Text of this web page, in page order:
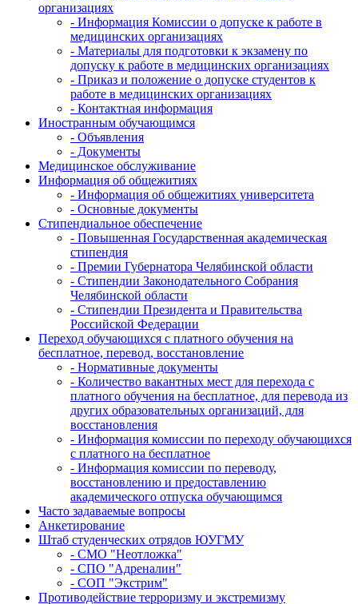
организациях
- Информация Комиссии о допуске к работе в
медицинских организациях
- Материалы для подготовки к экзамену по
допуску к работе в медицинских организациях
- Приказ и положение о допуске студентов к
работе в медицинских организациях
- Контактная информация
Иностранным обучающимся
- Объявления
- Документы
Медицинское обслуживание
Информация об общежитиях
- Информация об общежитиях университета
- Основные документы
Стипендиальное обеспечение
- Повышенная Государственная академическая
стипендия
- Премии Губернатора Челябинской области
- Стипендии Законодательного Собрания
Челябинской области
- Стипендии Президента и Правительства
Российской Федерации
Переход обучающихся с платного обучения на
бесплатное, перевод, восстановление
- Нормативные документы
- Количество вакантных мест для перехода с
платного обучения на бесплатное, для перевода из
других образовательных организаций, для
восстановления
- Информация комиссии по переходу обучающихся
с платного на бесплатное
- Информация комиссии по переводу,
восстановлению и предоставлению
академического отпуска обучающимся
Часто задаваемые вопросы
Анкетирование
Штаб студенческих отрядов ЮУГМУ
- СМО "Неотложка"
- СПО "Адреналин"
- СОП "Экстрим"
Противодействие терроризму и экстремизму